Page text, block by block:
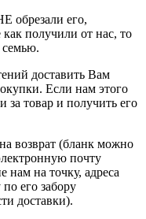
обрезали его,
получили от нас, то
семью.
доставить Вам
Если нам этого
за товар и получить его
возврат (бланк можно
почту
нам на точку, адреса
по его забору
доставки).